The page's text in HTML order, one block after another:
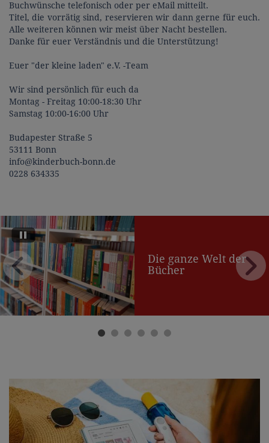
Buchwünsche telefonisch oder per eMail mitteilt.
Titel, die vorrätig sind, reservieren wir dann gerne für euch.
Alle weiteren können wir meist über Nacht bestellen.
Danke für euer Verständnis und die Unterstützung!
Euer "der kleine laden" e.V. -Team
Wir sind persönlich für euch da
Montag - Freitag 10:00-18:30 Uhr
Samstag 10:00-16:00 Uhr
Budapester Straße 5
53111 Bonn
info@kinderbuch-bonn.de
0228 634335
Die ganze Welt der
Bücher